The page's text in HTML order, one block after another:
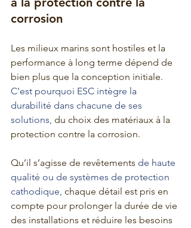
corrosion
Les milieux marins sont hostiles et la
performance à long terme dépend de
bien plus que la conception initiale.
C’est pourquoi ESC intègre la
durabilité dans chacune de ses
solutions, du choix des matériaux à la
protection contre la corrosion.
Qu’il s’agisse de revêtements de haute
qualité ou de systèmes de protection
cathodique, chaque détail est pris en
compte pour prolonger la durée de vie
des installations et réduire les besoins